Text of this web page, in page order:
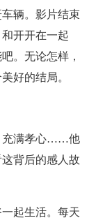
辆。影片结束
开开在一起
。无论怎样，
好的结局。
充满孝心……他
背后的感人故
起生活。每天